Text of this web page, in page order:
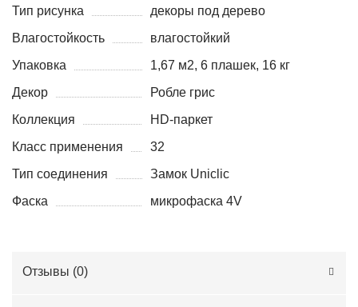
Тип рисунка
декоры под дерево
Влагостойкость
влагостойкий
Упаковка
1,67 м2, 6 плашек, 16 кг
Декор
Робле грис
Коллекция
HD-паркет
Класс применения
32
Тип соединения
Замок Uniclic
Фаска
микрофаска 4V
Отзывы (0)